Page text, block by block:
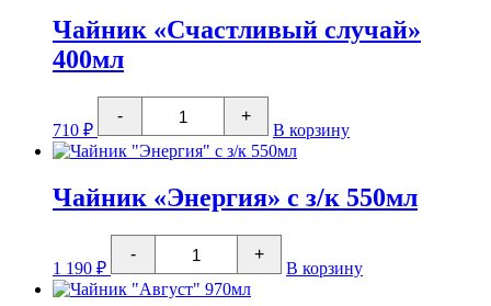
Чайник «Счастливый случай»
400мл
710 ₽
-
Количество
товара
Чайник
"Счастливый
400мл
+
В корзину
Чайник «Энергия» с з/к 550мл
1 190 ₽
-
Количество
товара
Чайник
"Энергия"
+
В корзину